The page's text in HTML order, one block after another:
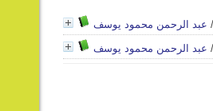
عبد الرحمن محمود يوسف
عبد الرحمن محمود يوسف